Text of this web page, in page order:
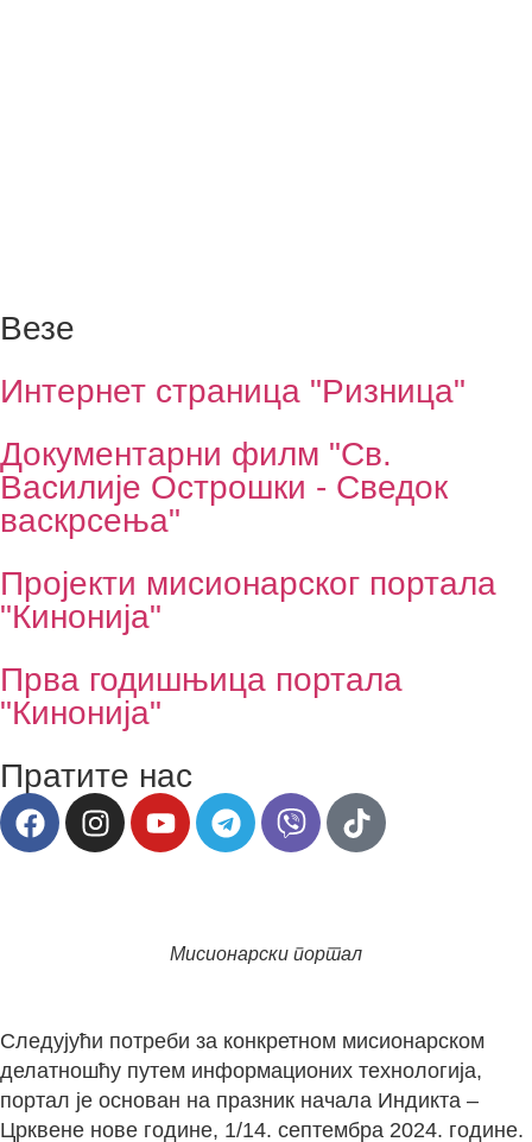
Везе
Интернет страница "Ризница"
Документарни филм "Св.
Василије Острошки - Сведок
васкрсења"
Пројекти мисионарског портала
"Кинонија"
Прва годишњица портала
"Кинонија"
Пратите нас
Мисионарски портал
Следујући потреби за конкретном мисионарском
делатношћу путем информационих технологија,
портал је основан на празник начала Индикта –
Црквене нове године, 1/14. септембра 2024. године.